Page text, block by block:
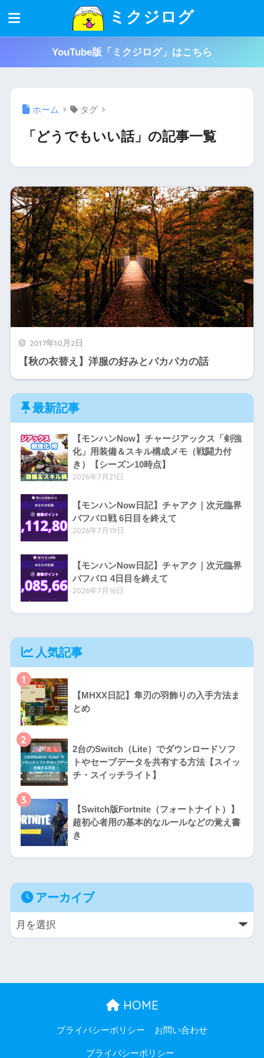
ミクジログ
YouTube版「ミクジログ」はこちら
ホーム タグ
「どうでもいい話」の記事一覧
2017年10月2日
【秋の衣替え】洋服の好みとパカパカの話
最新記事
【モンハンNow】チャージアックス「剣強
化」用装備＆スキル構成メモ（戦闘力付
き）【シーズン10時点】
2026年7月21日
【モンハンNow日記】チャアク｜次元臨界
バフバロ戦 6日目を終えて
2026年7月19日
【モンハンNow日記】チャアク｜次元臨界
バフバロ 4日目を終えて
2026年7月16日
人気記事
1
【MHXX日記】隼刃の羽飾りの入手方法ま
とめ
2
2台のSwitch（Lite）でダウンロードソフ
トやセーブデータを共有する方法【スイッ
チ・スイッチライト】
3
【Switch版Fortnite（フォートナイト）】
超初心者用の基本的なルールなどの覚え書
き
アーカイブ
HOME
プライバシーポリシー お問い合わせ
プライバシーポリシー